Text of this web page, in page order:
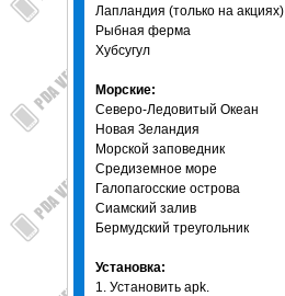
Лапландия (только на акциях)
Рыбная ферма
Хубсугул
Морские:
Северо-Ледовитый Океан
Новая Зеландия
Морской заповедник
Средиземное море
Галопагосские острова
Сиамский залив
Бермудский треугольник
Установка:
1. Установить apk.